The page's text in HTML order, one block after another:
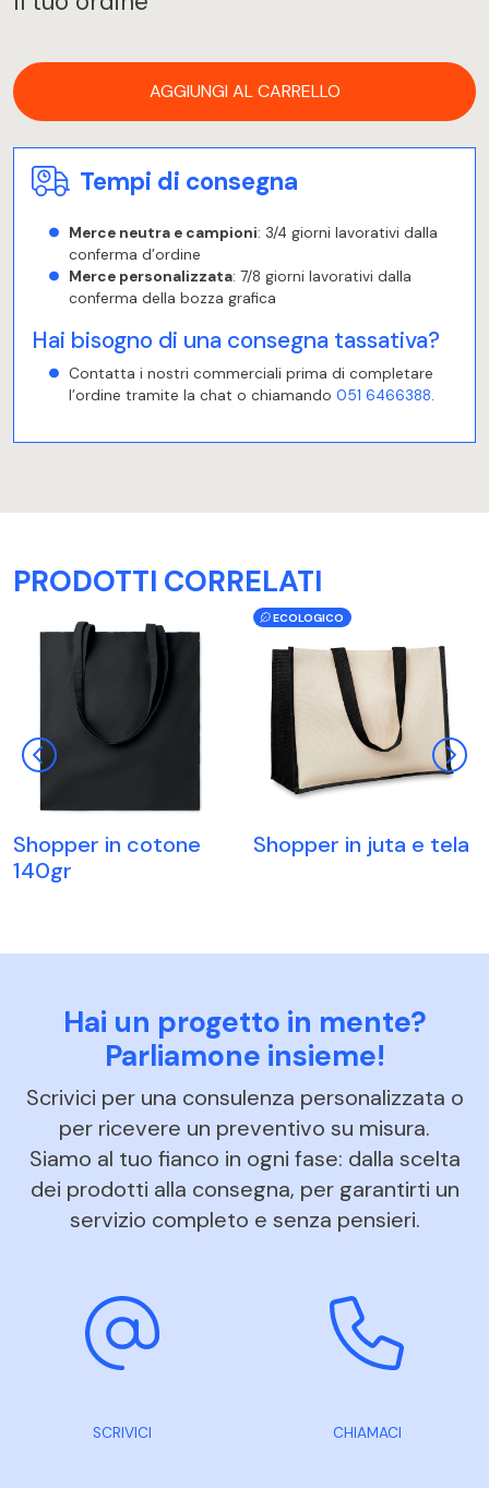
AGGIUNGI AL CARRELLO
Tempi di consegna
Merce neutra e campioni: 3/4 giorni lavorativi dalla
conferma d’ordine
Merce personalizzata: 7/8 giorni lavorativi dalla
conferma della bozza grafica
Hai bisogno di una consegna tassativa?
Contatta i nostri commerciali prima di completare
l’ordine tramite la chat o chiamando 051 6466388.
PRODOTTI CORRELATI
Shopper in cotone
140gr
ECOLOGICO
Shopper in juta e tela
Hai un progetto in mente?
Parliamone insieme!
Scrivici per una consulenza personalizzata o
per ricevere un preventivo su misura.
Siamo al tuo fianco in ogni fase: dalla scelta
dei prodotti alla consegna, per garantirti un
servizio completo e senza pensieri.
SCRIVICI CHIAMACI